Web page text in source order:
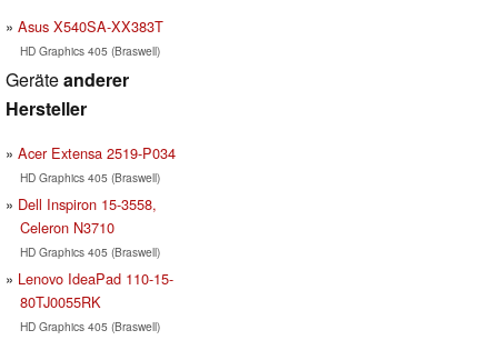
Asus X540SA-XX383T
HD Graphics 405 (Braswell)
Geräteanderer
Hersteller
Acer Extensa 2519-P034
HD Graphics 405 (Braswell)
Dell Inspiron 15-3558,
Celeron N3710
HD Graphics 405 (Braswell)
Lenovo IdeaPad 110-15-
80TJ0055RK
HD Graphics 405 (Braswell)